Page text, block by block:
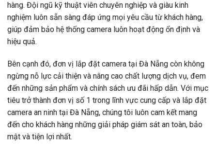
hàng. Đội ngũ kỹ thuật viên chuyên nghiệp và giàu kinh
nghiệm luôn sẵn sàng đáp ứng mọi yêu cầu từ khách hàng,
giúp đảm bảo hệ thống camera luôn hoạt động ổn định và
hiệu quả.
Bên cạnh đó, đơn vị lắp đặt camera tại Đà Nẵng còn không
ngừng nỗ lực cải thiện và nâng cao chất lượng dịch vụ, đem
đến những sản phẩm và chính sách ưu đãi hấp dẫn. Với mục
tiêu trở thành đơn vị số 1 trong lĩnh vực cung cấp và lắp đặt
camera an ninh tại Đà Nẵng, chúng tôi luôn cam kết mang
đến cho khách hàng những giải pháp giám sát an toàn, bảo
mật và tiện lợi nhất.